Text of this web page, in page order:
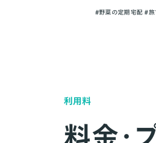
＃野菜の定期宅配 ＃
利用料